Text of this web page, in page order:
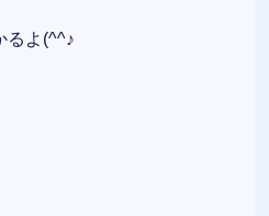
るよ(^^♪